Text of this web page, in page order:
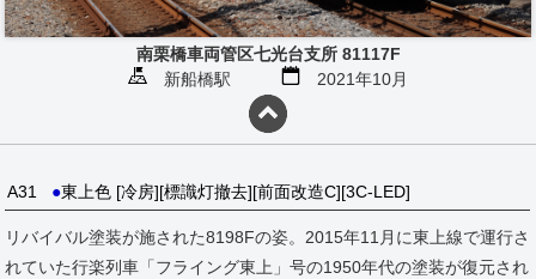
南栗橋車両管区七光台支所 81117F
新船橋駅
2021年10月
A31 ●東上色 [冷房][標識灯撤去][前面改造C][3C-LED]
リバイバル塗装が施された8198Fの姿。2015年11月に東上線で運行さ
れていた行楽列車「フライング東上」号の1950年代の塗装が復元され